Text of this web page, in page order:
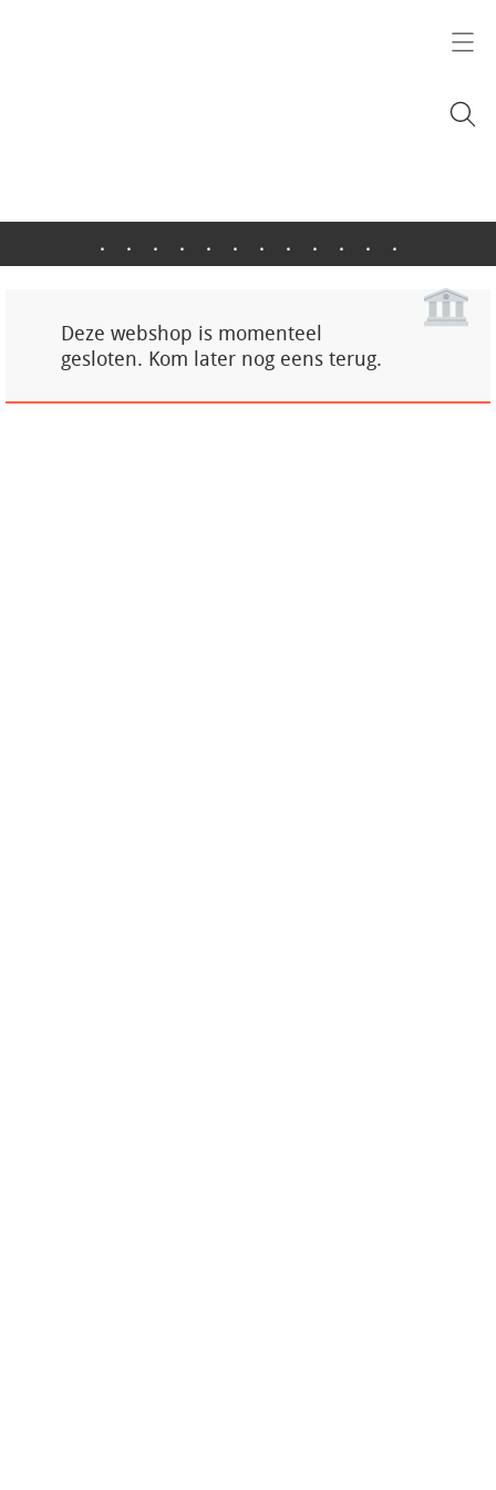
. . . . . . . . . . . .
Deze webshop is momenteel
gesloten. Kom later nog eens terug.